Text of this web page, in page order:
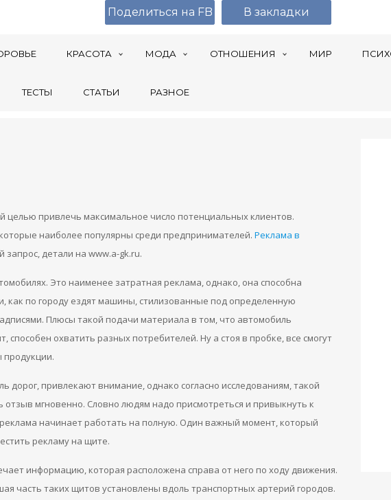
КРАСОТА МОДА ОТНОШЕНИЯ МИР
ТЕСТЫ СТАТЬИ РАЗНОЕ
целью привлечь максимальное число потенциальных клиентов.
наиболее популярны среди предпринимателей. Реклама в
детали на www.a-gk.ru.
Это наименее затратная реклама, однако, она способна
как по городу ездят машины, стилизованные под определенную
Плюсы такой подачи материала в том, что автомобиль
способен охватить разных потребителей. Ну а стоя в пробке, все смогут
продукции.
дорог, привлекают внимание, однако согласно исследованиям, такой
отзыв мгновенно. Словно людям надо присмотреться и привыкнуть к
начинает работать на полную. Один важный момент, который
рекламу на щите.
информацию, которая расположена справа от него по ходу движения.
часть таких щитов установлены вдоль транспортных артерий городов.
Поделиться на FB В закладки